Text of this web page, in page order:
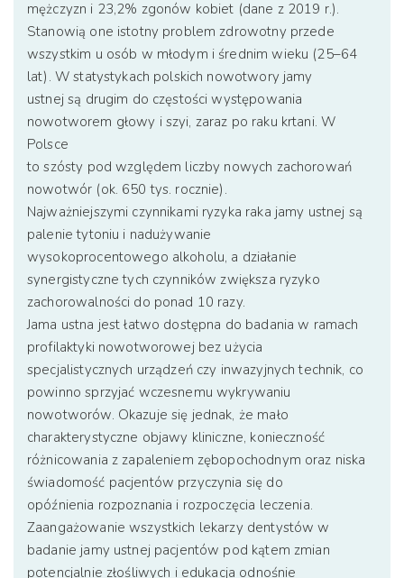
mężczyzn i 23,2% zgonów kobiet (dane z 2019 r.).
Stanowią one istotny problem zdrowotny przede
wszystkim u osób w młodym i średnim wieku (25–64
lat). W statystykach polskich nowotwory jamy
ustnej są drugim do częstości występowania
nowotworem głowy i szyi, zaraz po raku krtani. W
Polsce
to szósty pod względem liczby nowych zachorowań
nowotwór (ok. 650 tys. rocznie).
Najważniejszymi czynnikami ryzyka raka jamy ustnej są
palenie tytoniu i nadużywanie
wysokoprocentowego alkoholu, a działanie
synergistyczne tych czynników zwiększa ryzyko
zachorowalności do ponad 10 razy.
Jama ustna jest łatwo dostępna do badania w ramach
profilaktyki nowotworowej bez użycia
specjalistycznych urządzeń czy inwazyjnych technik, co
powinno sprzyjać wczesnemu wykrywaniu
nowotworów. Okazuje się jednak, że mało
charakterystyczne objawy kliniczne, konieczność
różnicowania z zapaleniem zębopochodnym oraz niska
świadomość pacjentów przyczynia się do
opóźnienia rozpoznania i rozpoczęcia leczenia.
Zaangażowanie wszystkich lekarzy dentystów w
badanie jamy ustnej pacjentów pod kątem zmian
potencjalnie złośliwych i edukacja odnośnie